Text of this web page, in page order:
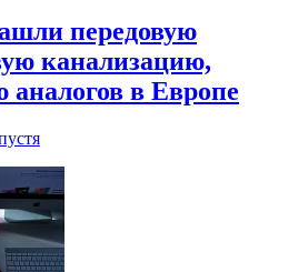
передовую
канализацию,
в Европе